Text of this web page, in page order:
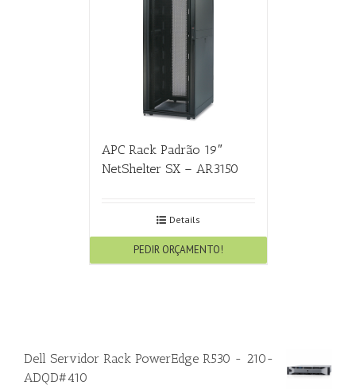
APC Rack Padrão 19″
NetShelter SX – AR3150
Details
PEDIR ORÇAMENTO!
Dell Servidor Rack PowerEdge R530 - 210-
ADQD#410